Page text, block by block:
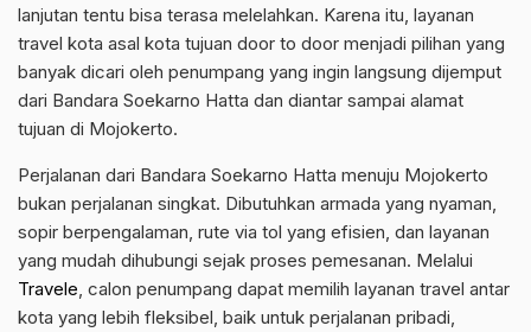
lanjutan tentu bisa terasa melelahkan. Karena itu, layanan
travel kota asal kota tujuan door to door menjadi pilihan yang
banyak dicari oleh penumpang yang ingin langsung dijemput
dari Bandara Soekarno Hatta dan diantar sampai alamat
tujuan di Mojokerto.
Perjalanan dari Bandara Soekarno Hatta menuju Mojokerto
bukan perjalanan singkat. Dibutuhkan armada yang nyaman,
sopir berpengalaman, rute via tol yang efisien, dan layanan
yang mudah dihubungi sejak proses pemesanan. Melalui
Travele, calon penumpang dapat memilih layanan travel antar
kota yang lebih fleksibel, baik untuk perjalanan pribadi,